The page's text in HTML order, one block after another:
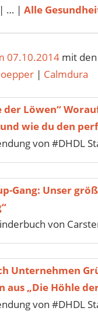
| … | Alle
07.10.2014mit den
| Calmdura
der Löwen“
wie du den
von #DHDL
Gang: Unser
von
Unternehmen
aus „Die Höhle
von #DHDL